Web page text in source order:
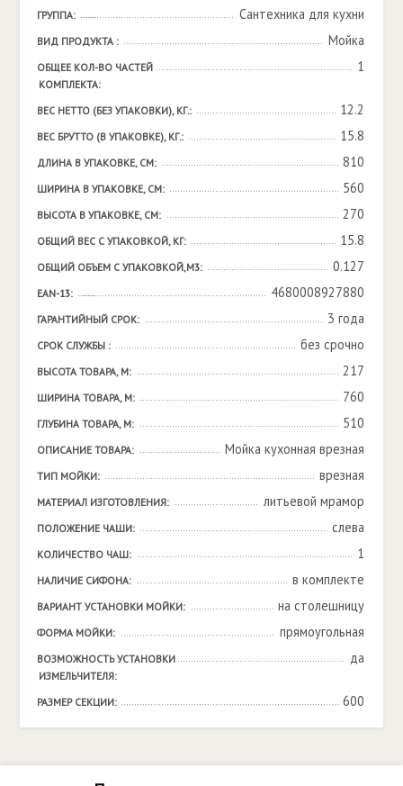
ГРУППА: Сантехника для кухни
ВИД ПРОДУКТА : Мойка
ОБЩЕЕ КОЛ-ВО ЧАСТЕЙ
КОМПЛЕКТА:
1
ВЕС НЕТТО (БЕЗ УПАКОВКИ), КГ.: 12.2
ВЕС БРУТТО (В УПАКОВКЕ), КГ.: 15.8
ДЛИНА В УПАКОВКЕ, СМ: 810
ШИРИНА В УПАКОВКЕ, СМ: 560
ВЫСОТА В УПАКОВКЕ, СМ: 270
ОБЩИЙ ВЕС С УПАКОВКОЙ, КГ: 15.8
ОБЩИЙ ОБЪЕМ С УПАКОВКОЙ,М3: 0.127
EAN-13: 4680008927880
ГАРАНТИЙНЫЙ СРОК: 3 года
СРОК СЛУЖБЫ : без срочно
ВЫСОТА ТОВАРА, М: 217
ШИРИНА ТОВАРА, М: 760
ГЛУБИНА ТОВАРА, М: 510
ОПИСАНИЕ ТОВАРА: Мойка кухонная врезная
ТИП МОЙКИ: врезная
МАТЕРИАЛ ИЗГОТОВЛЕНИЯ: литьевой мрамор
ПОЛОЖЕНИЕ ЧАШИ: слева
КОЛИЧЕСТВО ЧАШ: 1
НАЛИЧИЕ СИФОНА: в комплекте
ВАРИАНТ УСТАНОВКИ МОЙКИ: на столешницу
ФОРМА МОЙКИ: прямоугольная
ВОЗМОЖНОСТЬ УСТАНОВКИ
ИЗМЕЛЬЧИТЕЛЯ:
да
РАЗМЕР СЕКЦИИ: 600